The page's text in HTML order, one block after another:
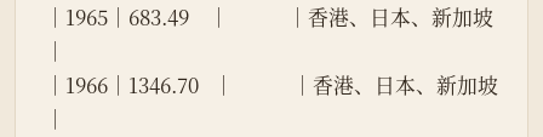
│1965│683.49    │            │香港、日本、新加坡
│
│1966│1346.70   │            │香港、日本、新加坡
│